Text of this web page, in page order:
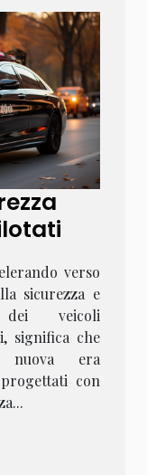
verso
sicurezza e
dei veicoli
significa che
era
con